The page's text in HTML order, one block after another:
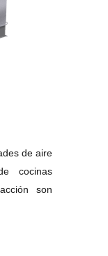
de aire
cocinas
son